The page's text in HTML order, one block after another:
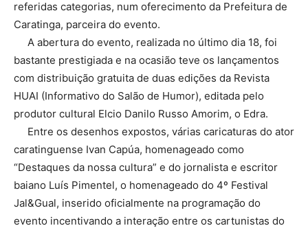
referidas categorias, num oferecimento da Prefeitura de
Caratinga, parceira do evento.
A abertura do evento, realizada no último dia 18, foi
bastante prestigiada e na ocasião teve os lançamentos
com distribuição gratuita de duas edições da Revista
HUAI (Informativo do Salão de Humor), editada pelo
produtor cultural Elcio Danilo Russo Amorim, o Edra.
Entre os desenhos expostos, várias caricaturas do ator
caratinguense Ivan Capúa, homenageado como
“Destaques da nossa cultura” e do jornalista e escritor
baiano Luís Pimentel, o homenageado do 4º Festival
Jal&Gual, inserido oficialmente na programação do
evento incentivando a interação entre os cartunistas do